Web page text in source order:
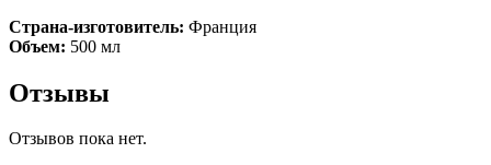
Страна-изготовитель: Франция
Объем: 500 мл
Отзывы
Отзывов пока нет.